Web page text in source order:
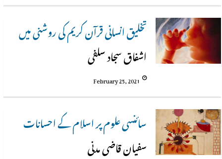
تخلیق انسانی قرآن کریم کی روشنی میں
اشفاق سجاد سلفی
February 25, 2021
سائنسی علوم پر اسلام کے احسانات
سفیان قاضی مدنی